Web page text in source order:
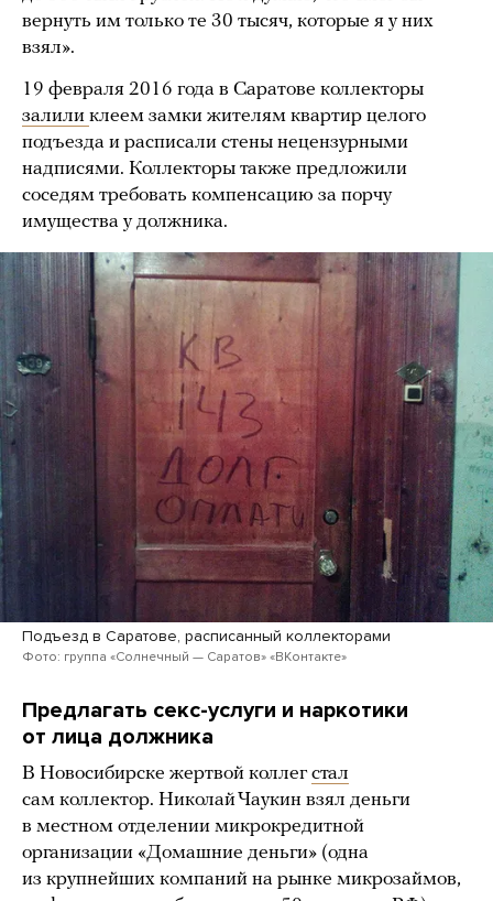
вернуть им только те 30 тысяч, которые я у них
взял».
19 февраля 2016 года в Саратове коллекторы
залили клеем замки жителям квартир целого
подъезда и расписали стены нецензурными
надписями. Коллекторы также предложили
соседям требовать компенсацию за порчу
имущества у должника.
Подъезд в Саратове, расписанный коллекторами
Фото: группа «Солнечный — Саратов» «ВКонтакте»
Предлагать секс-услуги и наркотики
от лица должника
В Новосибирске жертвой коллегстал
сам коллектор. Николай Чаукин взял деньги
в местном отделении микрокредитной
организации «Домашние деньги» (одна
из крупнейших компаний на рынке микрозаймов,